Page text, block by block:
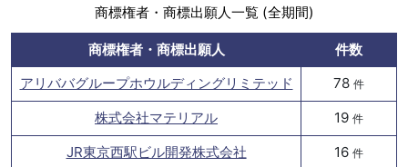
商標権者・商標出願人一覧 (全期間)
商標権者・商標出願人
件数
アリババグループホウルディングリミテッド
78 件
株式会社マテリアル 19 件
JR東京西駅ビル開発株式会社 16 件